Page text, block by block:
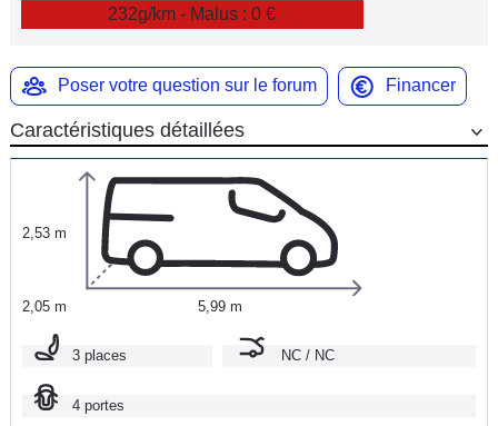
232g/km - Malus : 0 €
Poser votre question sur le forum Financer
Caractéristiques détaillées
2,53 m
2,05 m 5,99 m
3 places NC / NC
4 portes